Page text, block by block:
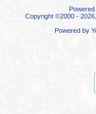
Copyright ©2000 -
Powered by